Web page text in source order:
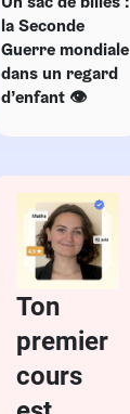
la Seconde
Guerre mondiale
dans un regard
d’enfant 👁
Ton
premier
cours